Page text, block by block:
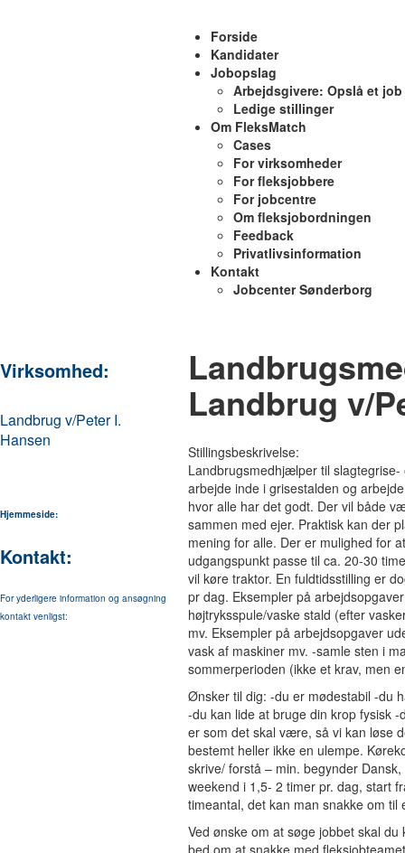
Forside
Kandidater
Jobopslag
Arbejdsgivere: Opslå et job
Ledige stillinger
Om FleksMatch
Cases
For virksomheder
For fleksjobbere
For jobcentre
Om fleksjobordningen
Feedback
Privatlivsinformation
Kontakt
Jobcenter Sønderborg
Virksomhed:
Landbrug v/Peter I.
Hansen
Hjemmeside:
Kontakt:
For yderligere information og ansøgning
kontakt venligst:
Landbrug v/
Stillingsbeskrivelse:
Landbrugsmedhjælper til
arbejde inde i grisestalden og
hvor alle har det godt. Der vil både
sammen med ejer. Praktisk kan der
mening for alle. Der er mulighed for
udgangspunkt passe til ca. 20-30
vil køre traktor. En fuldtidsstilling er
pr dag. Eksempler på
højtryksspule/vaske stald (efter
mv. Eksempler på arbejdsopgaver
vask af maskiner mv. -samle sten i
sommerperioden (ikke et krav, men
Ønsker til dig: -du er mødestabil -du
-du kan lide at bruge din krop fysisk
er som det skal være, så vi kan løse
bestemt heller ikke en ulempe.
skrive/ forstå – min. begynder
weekend i 1,5- 2 timer pr. dag, start
timeantal, det kan man snakke om til
Ved ønske om at søge jobbet skal
bed om at snakke med